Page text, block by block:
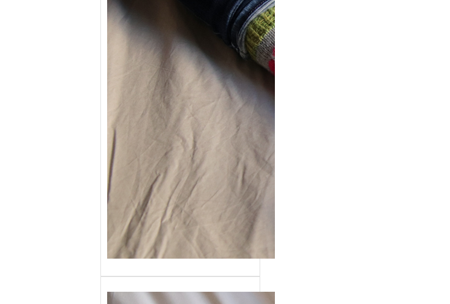
{Tricot} Flower
power socks
Ce patron a été
initialement créé pour
les membres de…